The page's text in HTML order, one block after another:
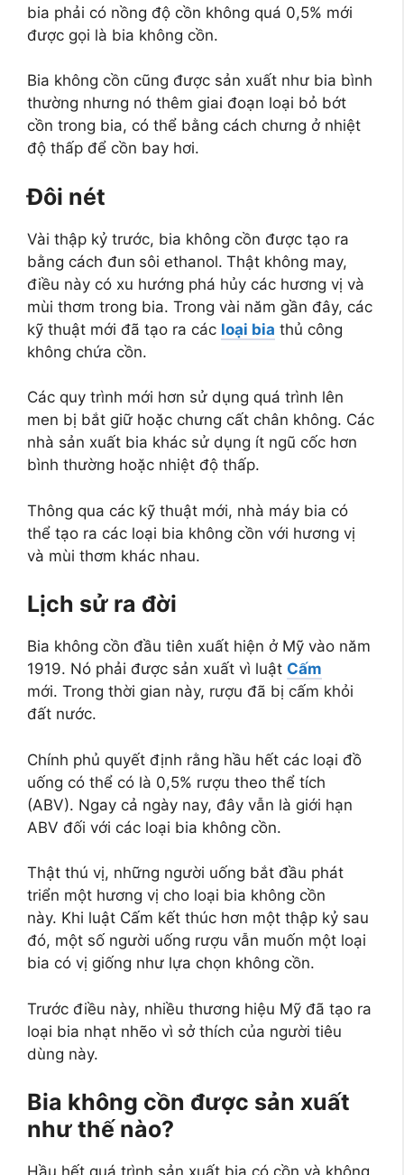
bia phải có nồng độ cồn không quá 0,5% mới
được gọi là bia không cồn.
Bia không cồn cũng được sản xuất như bia bình
thường nhưng nó thêm giai đoạn loại bỏ bớt
cồn trong bia, có thể bằng cách chưng ở nhiệt
độ thấp để cồn bay hơi.
Đôi nét
Vài thập kỷ trước, bia không cồn được tạo ra
bằng cách đun sôi ethanol. Thật không may,
điều này có xu hướng phá hủy các hương vị và
mùi thơm trong bia. Trong vài năm gần đây, các
kỹ thuật mới đã tạo ra các loại bia thủ công
không chứa cồn.
Các quy trình mới hơn sử dụng quá trình lên
men bị bắt giữ hoặc chưng cất chân không. Các
nhà sản xuất bia khác sử dụng ít ngũ cốc hơn
bình thường hoặc nhiệt độ thấp.
Thông qua các kỹ thuật mới, nhà máy bia có
thể tạo ra các loại bia không cồn với hương vị
và mùi thơm khác nhau.
Lịch sử ra đời
Bia không cồn đầu tiên xuất hiện ở Mỹ vào năm
1919. Nó phải được sản xuất vì luật Cấm
mới. Trong thời gian này, rượu đã bị cấm khỏi
đất nước.
Chính phủ quyết định rằng hầu hết các loại đồ
uống có thể có là 0,5% rượu theo thể tích
(ABV). Ngay cả ngày nay, đây vẫn là giới hạn
ABV đối với các loại bia không cồn.
Thật thú vị, những người uống bắt đầu phát
triển một hương vị cho loại bia không cồn
này. Khi luật Cấm kết thúc hơn một thập kỷ sau
đó, một số người uống rượu vẫn muốn một loại
bia có vị giống như lựa chọn không cồn.
Trước điều này, nhiều thương hiệu Mỹ đã tạo ra
loại bia nhạt nhẽo vì sở thích của người tiêu
dùng này.
Bia không cồn được sản xuất
như thế nào?
Hầu hết quá trình sản xuất bia có cồn và không